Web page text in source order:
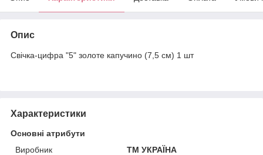
Опис
Свічка-цифра "5" золоте капучино (7,5 см) 1 шт
Характеристики
Основні атрибути
Виробник
ТМ УКРАЇНА